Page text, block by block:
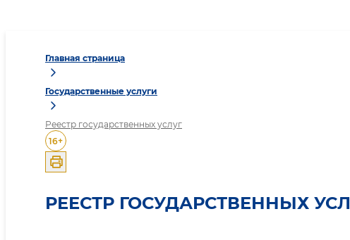
Главная страница
Государственные услуги
Реестр государственных услуг
16+
РЕЕСТР ГОСУДАРСТВЕННЫХ